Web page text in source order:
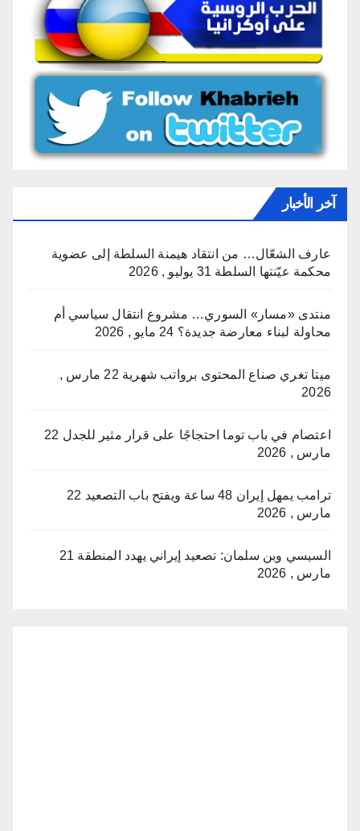
آخر الأخبار
عارف الشعّال… من انتقاد هيمنة السلطة إلى عضوية
محكمة عيّنتها السلطة 31 يوليو , 2026
منتدى «مسار» السوري… مشروع انتقال سياسي أم
محاولة لبناء معارضة جديدة؟ 24 مايو , 2026
ميتا تغري صناع المحتوى برواتب شهرية
22 مارس ,
2026
اعتصام في باب توما احتجاجًا على قرار مثير للجدل 22
مارس , 2026
ترامب يمهل إيران 48 ساعة ويفتح باب التصعيد
22
مارس , 2026
السيسي وبن سلمان: تصعيد إيراني يهدد المنطقة 21
مارس , 2026